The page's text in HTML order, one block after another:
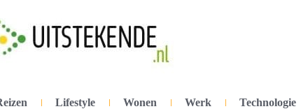
Lifestyle Wonen Werk Technologie